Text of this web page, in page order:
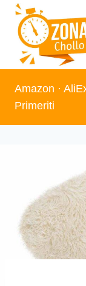
Saltar
contenido
Amazon ·
Primeriti